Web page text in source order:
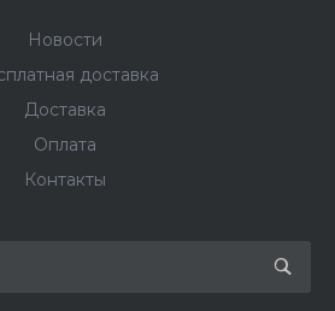
Новости
доставка
Доставка
Оплата
Контакты